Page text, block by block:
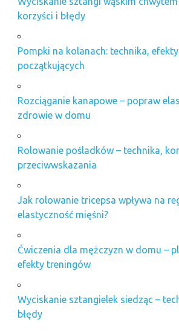
korzyści i błędy
Pompki na kolanach: technika,
początkujących
Rozciąganie kanapowe – popraw
zdrowie w domu
Rolowanie pośladków – technika,
przeciwwskazania
Jak rolowanie tricepsa wpływa na
elastyczność mięśni?
Ćwiczenia dla mężczyzn w domu –
efekty treningów
Wyciskanie sztangielek siedząc –
błędy